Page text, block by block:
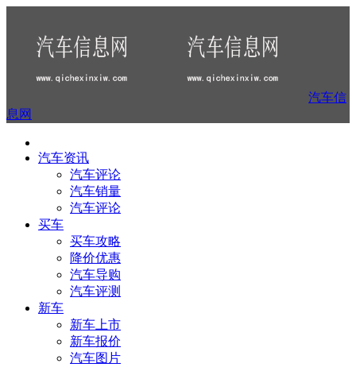
汽车信
息网
汽车资讯
汽车评论
汽车销量
汽车评论
买车
买车攻略
降价优惠
汽车导购
汽车评测
新车
新车上市
新车报价
汽车图片